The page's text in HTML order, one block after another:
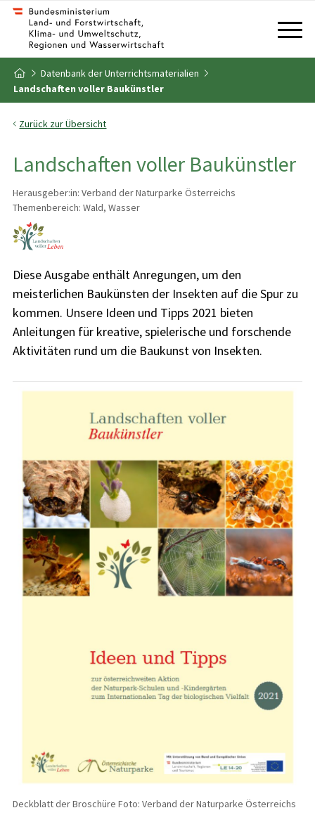
Zum Inhalt
Zum Inhaltsverzeichnis
Zur Startseite
Datenbank der Unterrichtsmaterialien
Landschaften voller Baukünstler
Zurück zur Übersicht
Landschaften voller Baukünstler
Herausgeber:in: Verband der Naturparke Österreichs
Themenbereich: Wald, Wasser
Diese Ausgabe enthält Anregungen, um den
meisterlichen Baukünsten der Insekten auf die Spur zu
kommen. Unsere Ideen und Tipps 2021 bieten
Anleitungen für kreative, spielerische und forschende
Aktivitäten rund um die Baukunst von Insekten.
Deckblatt der Broschüre Foto: Verband der Naturparke Österreichs